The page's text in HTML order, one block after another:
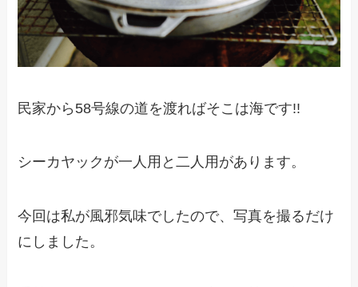
民家から58号線の道を渡ればそこは海です!!
シーカヤックが一人用と二人用があります。
今回は私が風邪気味でしたので、写真を撮るだけ
にしました。